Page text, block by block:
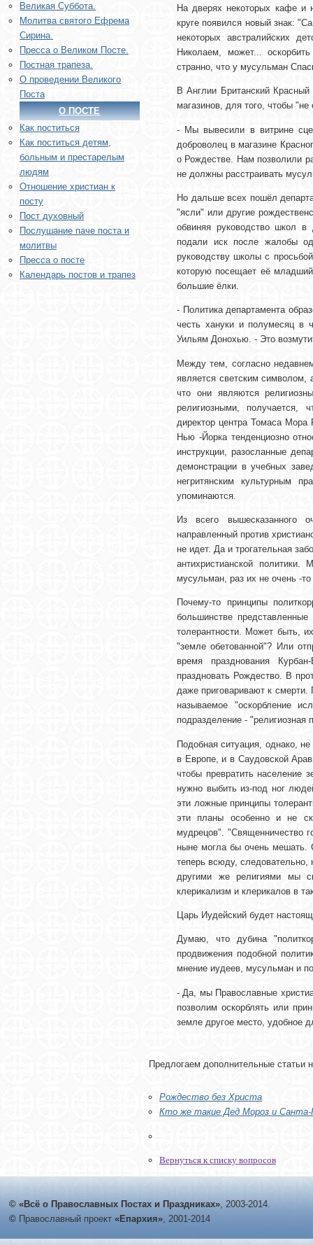
Великая Суббота.
Молитва святого Ефрема
Сирина.
Пресса о Великом Посте.
Постная трапеза.
О проведении Великого
Поста
О ПОСТЕ
Как поститься
Как поститься детям,
больным и престарелым
людям
Отношение христиан к
посту
Пост духовный
Послушание паче поста и
молитвы
Пресса о посте
Календарь постов и трапез
На дверях некоторых кафе и
круге появился новый знак:
некоторых австралийских
Николаем, может...
странно, что у мусульман
В Англии Британский Красный
магазинов, для того, чтобы
- Мы вывесили в витрине
доброволец в магазине
о Рождестве. Нам позволили
не должны расстраивать
Но дальше всех пошёл
"ясли" или другие
обвиняя руководство школ в
подали иск после жалобы
руководству школы с
которую посещает её
большие ёлки.
- Политика департамента
честь хануки и полумесяц в
Уильям Донохью. - Это
Между тем, согласно
является светским символом,
что они являются
религиозными, получается,
директор центра Томаса Мора
Нью -Йорка тенденциозно
инструкции, разосланные
демонстрации в учебных
негритянским культурным
упоминаются.
Из всего вышесказанного
направленный против
не идет. Да и трогательная
антихристианской
мусульман, раз их не очень -
Почему-то принципы
большинстве
толерантности. Может быть,
"земле обетованной"? Или
время празднования
праздновать Рождество. В
даже приговаривают к смерти.
называемое "оскорбление
подразделение - "религиозная
Подобная ситуация, однако,
в Европе, и в Саудовской
чтобы превратить население
нужно выбить из-под ног
эти ложные принципы
эти планы особенно и не
мудрецов". "Священничество
ныне могла бы очень мешать.
теперь всюду, следовательно,
другими же религиями мы
клерикализм и клерикалов в
Царь Иудейский будет
Думаю, что дубина
продвижения подобной
мнение иудеев, мусульман и
- Да, мы Православные
позволим оскорблять или
земле другое место, удобное
Предлогаем дополнительные статьи
Рождество без Христа
Кто же такие Дед Мороз и Санта-
Вернуться к списку вопросов
© «Всё о Православных Постах и Праздниках», 2003-2014.
© Православный проект «Епархия», 2001-2014